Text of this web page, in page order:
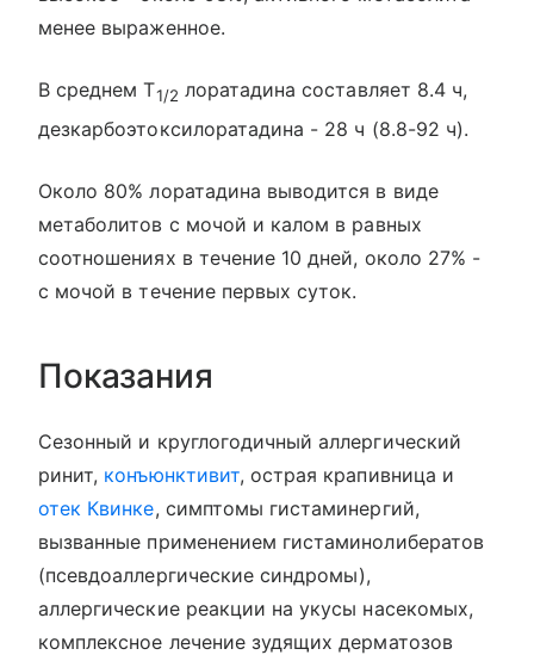
менее выраженное.
В среднем T1/2 лоратадина составляет 8.4 ч,
дезкарбоэтоксилоратадина - 28 ч (8.8-92 ч).
Около 80% лоратадина выводится в виде
метаболитов с мочой и калом в равных
соотношениях в течение 10 дней, около 27% -
с мочой в течение первых суток.
Показания
Сезонный и круглогодичный аллергический
ринит, конъюнктивит, острая крапивница и
отек Квинке, симптомы гистаминергий,
вызванные применением гистаминолибератов
(псевдоаллергические синдромы),
аллергические реакции на укусы насекомых,
комплексное лечение зудящих дерматозов